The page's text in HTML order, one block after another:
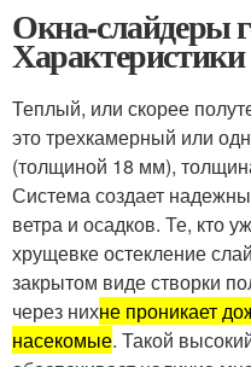
Окна-слайдеры
Теплый, или скорее
это трехкамерный или
(толщиной 18 мм),
Система создает
ветра и осадков. Те, кто
хрущевке остекление
закрытом виде створки
через нихне проникает
насекомые. Такой